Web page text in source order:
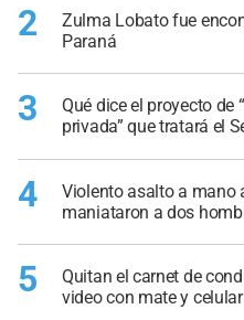
2
Zulma Lobato fue
Paraná
3
Qué dice el proyecto de
privada” que tratará el
4
Violento asalto a mano
maniataron a dos
5
Quitan el carnet de
video con mate y